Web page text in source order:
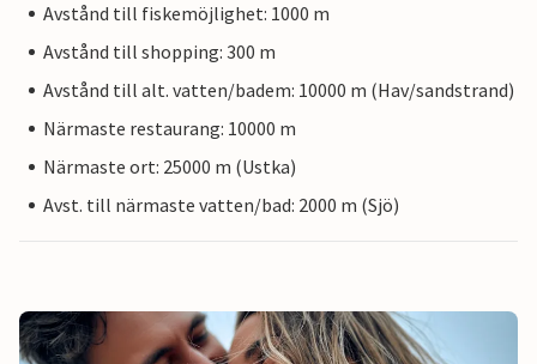
Avstånd till fiskemöjlighet: 1000 m
Avstånd till shopping: 300 m
Avstånd till alt. vatten/badem: 10000 m (Hav/sandstrand)
Närmaste restaurang: 10000 m
Närmaste ort: 25000 m (Ustka)
Avst. till närmaste vatten/bad: 2000 m (Sjö)